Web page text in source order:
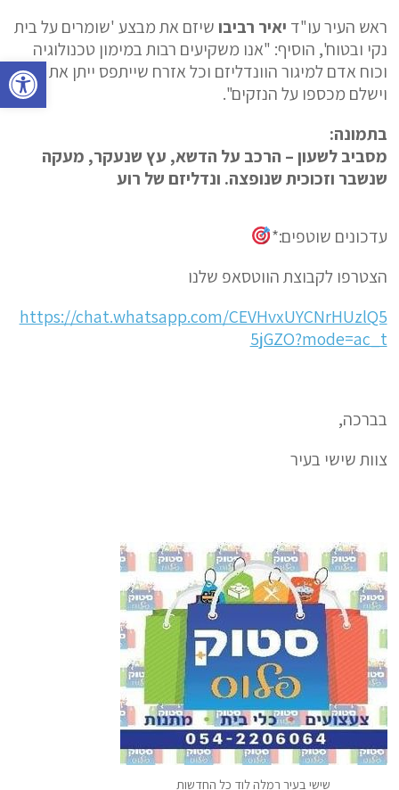
פתח סרגל נגישות
ראש העיר עו"ד יאיר רביבושיזם את מבצע 'שומרים על בית
נקי ובטוח', הוסיף: "אנו משקיעים רבות במימון טכנולוגיה
וכוח אדם למיגור הוונדליזם וכל אזרח שייתפס ייתן את הדין
וישלם מכספו על הנזקים".
בתמונה:
מסביב לשעון – הרכב על הדשא, עץ שנעקר, מעקה
שנשבר וזכוכית שנופצה. ונדליזם של רוע
עדכונים שוטפים:*
הצטרפו לקבוצת הווטסאפ שלנו
https://chat.whatsapp.com/CEVHvxUYCNrHUzlQ5
5jGZO?mode=ac_t
בברכה,
צוות שישי בעיר
שישי בעיר רמלה לוד כל החדשות